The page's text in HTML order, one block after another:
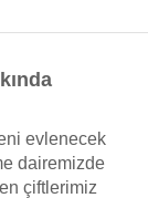
evlenecek
dairemizde
çiftlerimiz